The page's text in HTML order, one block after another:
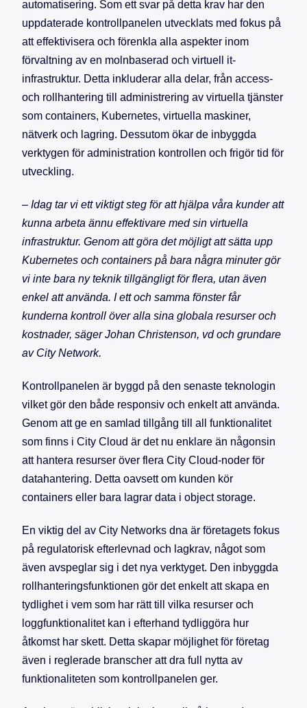
automatisering. Som ett svar på detta krav har den
uppdaterade kontrollpanelen utvecklats med fokus på
att effektivisera och förenkla alla aspekter inom
förvaltning av en molnbaserad och virtuell it-
infrastruktur. Detta inkluderar alla delar, från access-
och rollhantering till administrering av virtuella tjänster
som containers, Kubernetes, virtuella maskiner,
nätverk och lagring. Dessutom ökar de inbyggda
verktygen för administration kontrollen och frigör tid för
utveckling.
– Idag tar vi ett viktigt steg för att hjälpa våra kunder att
kunna arbeta ännu effektivare med sin virtuella
infrastruktur. Genom att göra det möjligt att sätta upp
Kubernetes och containers på bara några minuter gör
vi inte bara ny teknik tillgängligt för flera, utan även
enkel att använda. I ett och samma fönster får
kunderna kontroll över alla sina globala resurser och
kostnader, säger Johan Christenson, vd och grundare
av City Network.
Kontrollpanelen är byggd på den senaste teknologin
vilket gör den både responsiv och enkelt att använda.
Genom att ge en samlad tillgång till all funktionalitet
som finns i City Cloud är det nu enklare än någonsin
att hantera resurser över flera City Cloud-noder för
datahantering. Detta oavsett om kunden kör
containers eller bara lagrar data i object storage.
En viktig del av City Networks dna är företagets fokus
på regulatorisk efterlevnad och lagkrav, något som
även avspeglar sig i det nya verktyget. Den inbyggda
rollhanteringsfunktionen gör det enkelt att skapa en
tydlighet i vem som har rätt till vilka resurser och
loggfunktionalitet kan i efterhand tydliggöra hur
åtkomst har skett. Detta skapar möjlighet för företag
även i reglerade branscher att dra full nytta av
funktionaliteten som kontrollpanelen ger.